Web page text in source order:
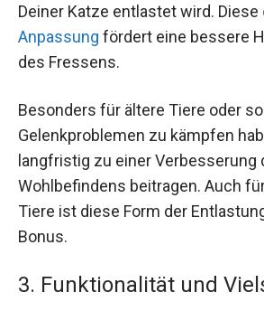
Deiner Katze entlastet wird. Diese
Anpassung fördert eine bessere
des Fressens.
Besonders für ältere Tiere oder
Gelenkproblemen zu kämpfen
langfristig zu einer Verbesserung
Wohlbefindens beitragen. Auch
Tiere ist diese Form der
Bonus.
3. Funktionalität und